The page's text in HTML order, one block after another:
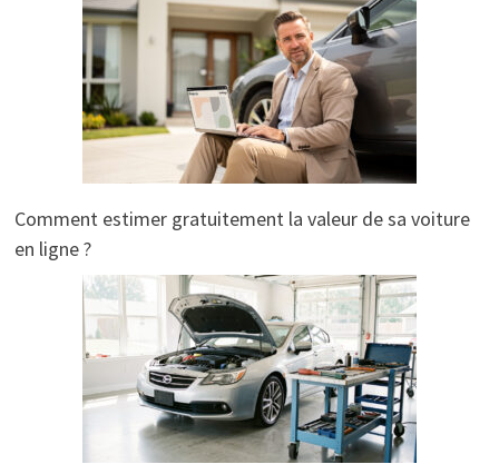
Comment estimer gratuitement la valeur de sa voiture
en ligne ?